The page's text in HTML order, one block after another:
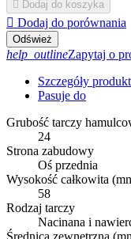
 Dodaj do koszyka
 Dodaj do porównania
help_outlineZapytaj o
Szczegóły
Pasuje do
Grubość tarczy
24
Strona zabudowy
Oś przednia
Wysokość całkowita
58
Rodzaj tarczy
Nacinana i
Średnica zewnętrzna